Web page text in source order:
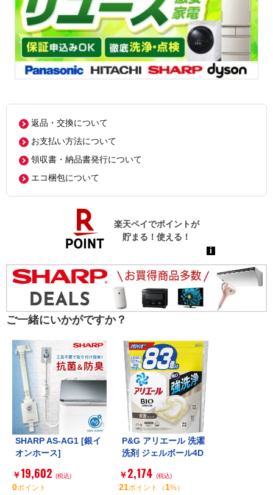
返品・交換について
お支払い方法について
領収書・納品書発行について
エコ梱包について
ご一緒にいかがですか？
SHARP AS-AG1 [銀イ
オンホース]
￥19,602 (税込)
0ポイント
P&G アリエール 洗濯
洗剤 ジェルボール4D
ャンボ 83個
￥2,174 (税込)
21ポイント （ 1%）